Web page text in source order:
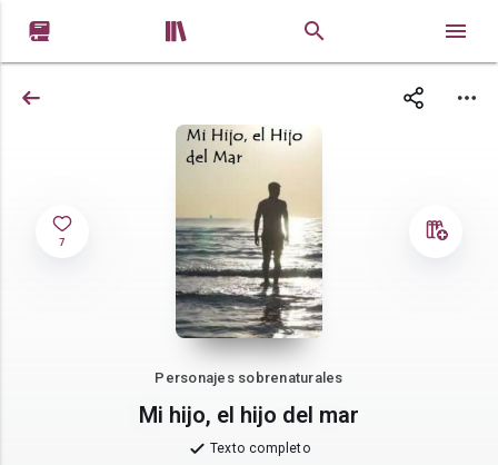
 
7
Personajes sobrenaturales
Mi hijo, el hijo del mar
Texto completo